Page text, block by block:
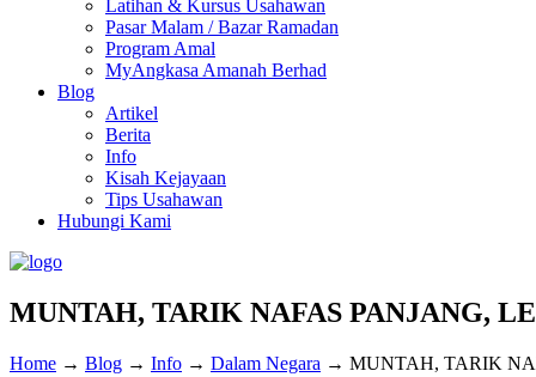
Latihan & Kursus Usahawan
Pasar Malam / Bazar Ramadan
Program Amal
MyAngkasa Amanah Berhad
Blog
Artikel
Berita
Info
Kisah Kejayaan
Tips Usahawan
Hubungi Kami
MUNTAH, TARIK NAFAS PANJANG,
Home → Blog → Info → Dalam Negara → MUNTAH, TARIK